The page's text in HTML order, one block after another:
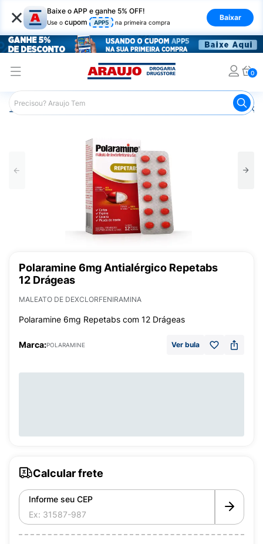
× Baixe o APP e ganhe 5% OFF!
Use o cupom APP5 na primeira compra
Baixar
0
Araujo Medicamentos Remédios para Alergias e
Polaramine 6mg Antialérgico Repetabs
12 Drágeas
MALEATO DE DEXCLORFENIRAMINA
Polaramine 6mg Repetabs com 12 Drágeas
Marca:POLARAMINE Ver bula
Calcular frete
Informe seu CEP